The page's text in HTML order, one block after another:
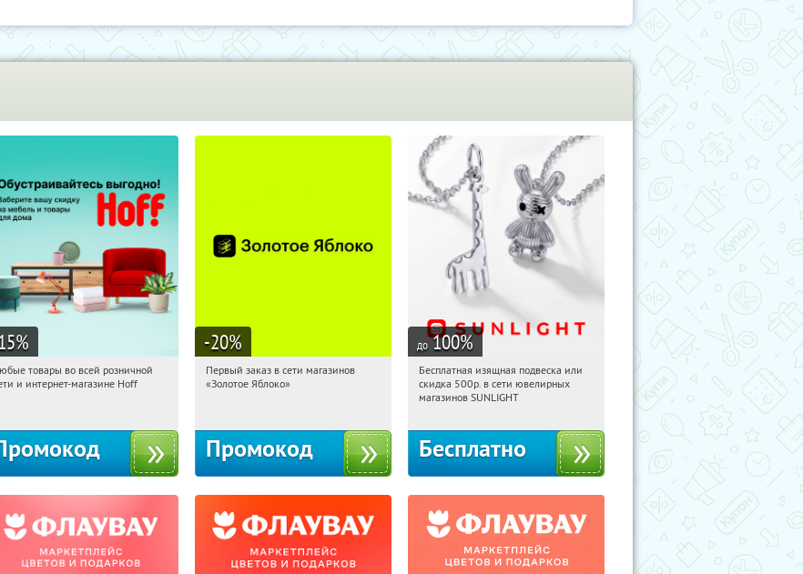
%
15:02:59 Получили:
товары во всей розничной
и интернет-магазине Hoff
-20%
15:02:59
Получи первым!
Первый заказ в сети магазинов
«Золотое Яблоко»
Промокод
до 100%
15:02:59 Получили:
Россия
Бесплатная изящная подвеска или
скидка 500р. в сети ювелирных
магазинов SUNLIGHT
Бесплатно